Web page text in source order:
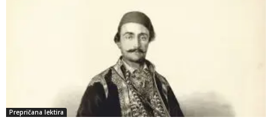
Prepričana lektira